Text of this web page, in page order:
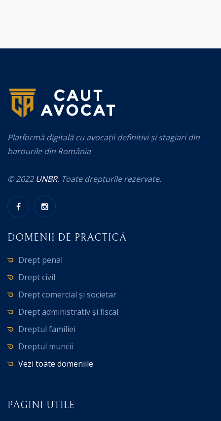
Platformă digitală cu avocații definitivi și stagiari din
barourile din România
© 2022 UNBR. Toate drepturile rezervate.
DOMENII DE PRACTICĂ
Drept penal
Drept civil
Drept comercial și societar
Drept administrativ și fiscal
Dreptul familiei
Dreptul muncii
Vezi toate domeniile
PAGINI UTILE